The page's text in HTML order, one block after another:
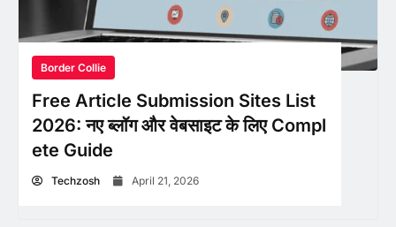
Border Collie
Free Article Submission Sites List
2026: नए ब्लॉग और वेबसाइट के लिए Compl
ete Guide
Techzosh April 21, 2026